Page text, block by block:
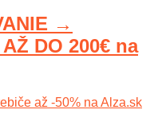
→
DO 200€ na